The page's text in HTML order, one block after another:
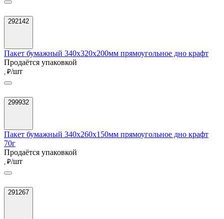
292142
Пакет бумажный 340х320х200мм прямоугольное дно крафт
Продаётся упаковкой
, ₽/шт
299932
Пакет бумажный 340х260х150мм прямоугольное дно крафт
70г
Продаётся упаковкой
, ₽/шт
291267